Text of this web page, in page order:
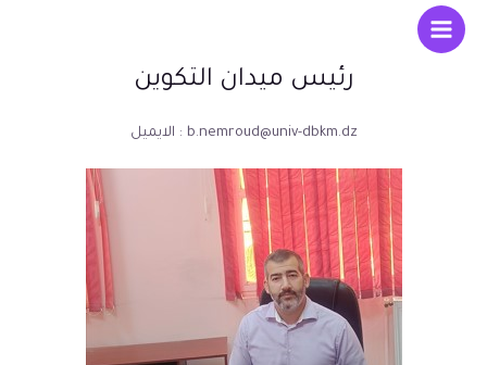
رئيس ميدان التكوين
الايميل : b.nemroud@univ-dbkm.dz